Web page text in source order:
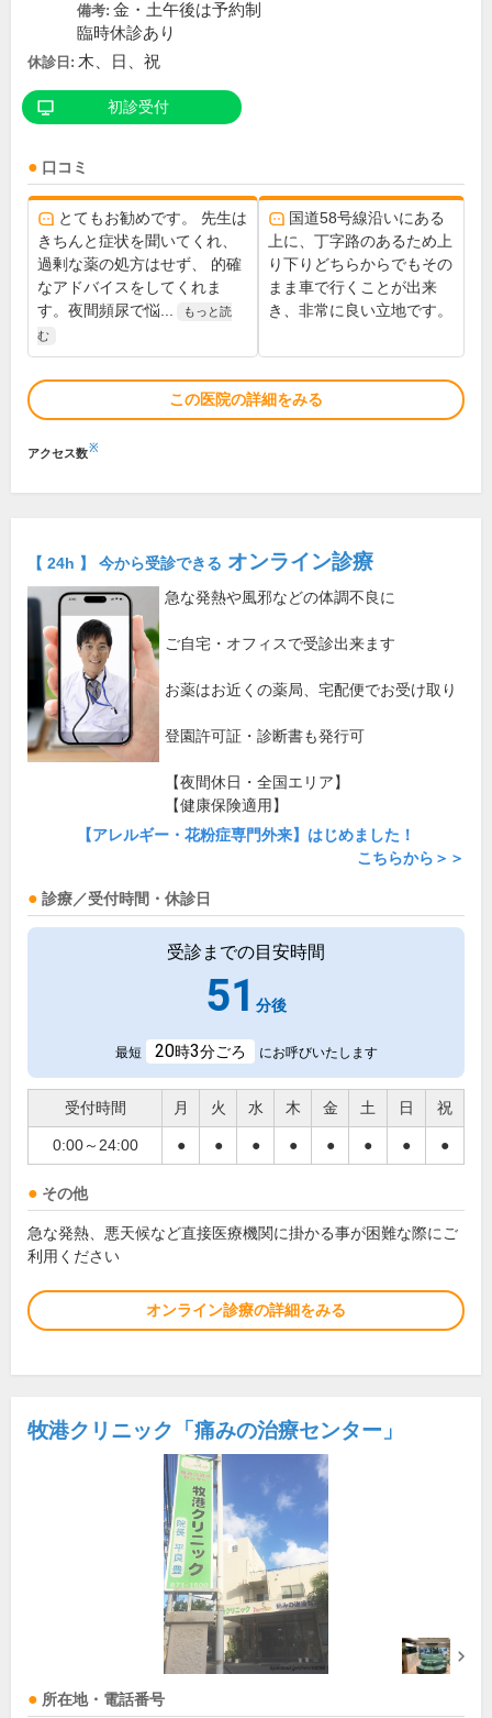
備考: 金・土午後は予約制
臨時休診あり
休診日: 木、日、祝
初診受付
口コミ
とてもお勧めです。 先生は
きちんと症状を聞いてくれ、
過剰な薬の処方はせず、 的確
なアドバイスをしてくれま
す。夜間頻尿で悩...
もっと読
む
国道58号線沿いにある
上に、丁字路のあるため上
り下りどちらからでもその
まま車で行くことが出来
き、非常に良い立地です。
この医院の詳細をみる
アクセス数※
【 24h 】 今から受診できる オンライン診療
急な発熱や風邪などの体調不良に
ご自宅・オフィスで受診出来ます
お薬はお近くの薬局、宅配便でお受け取り
登園許可証・診断書も発行可
【夜間休日・全国エリア】
【健康保険適用】
【アレルギー・花粉症専門外来】はじめました！
こちらから＞＞
診療／受付時間・休診日
受診までの目安時間
51 分後
最短 20時3分ごろ にお呼びいたします
受付時間 月 火 水 木 金 土 日 祝
0:00～24:00 ● ● ● ● ● ● ● ●
その他
急な発熱、悪天候など直接医療機関に掛かる事が困難な際にご
利用ください
オンライン診療の詳細をみる
牧港クリニック「痛みの治療センター」
所在地・電話番号